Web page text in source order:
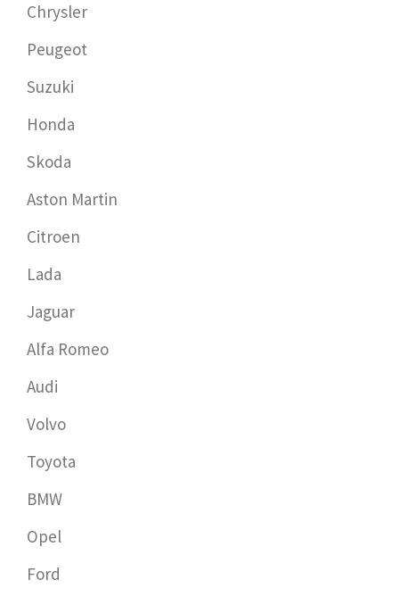
Chrysler
Peugeot
Suzuki
Honda
Skoda
Aston Martin
Citroen
Lada
Jaguar
Alfa Romeo
Audi
Volvo
Toyota
BMW
Opel
Ford